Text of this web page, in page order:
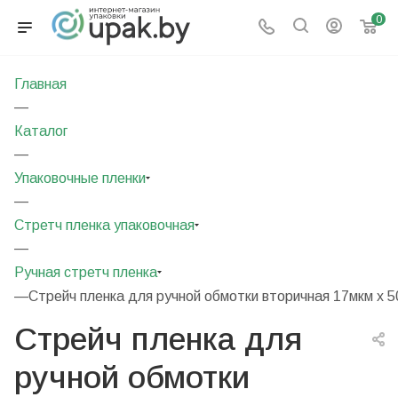
0
Главная
—
Каталог
—
Упаковочные пленки
—
Стретч пленка упаковочная
—
Ручная стретч пленка
—Стрейч пленка для ручной обмотки вторичная 17мкм х
Стрейч пленка для
ручной обмотки